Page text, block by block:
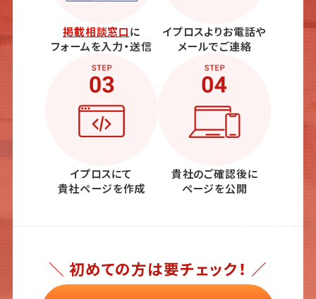
掲載相談窓口に
フォームを入力・送信
イプロスよりお電話や
メールでご連絡
イプロスにて
貴社ページを作成
貴社のご確認後に
ページを公開
＼ 初めての方は要チェック！ ／